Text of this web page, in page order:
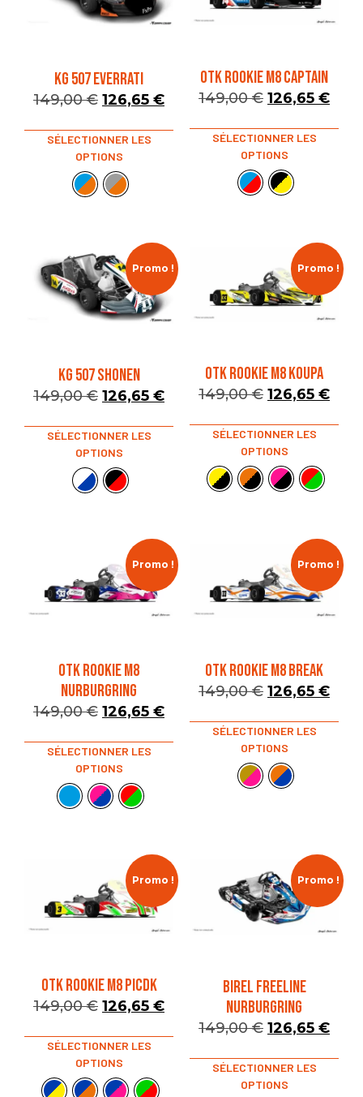
KG 507 EVERRATI
149,00€ 126,65 €
SÉLECTIONNER LES
OPTIONS
OTK ROOKIE M8 CAPTAIN
149,00€ 126,65 €
SÉLECTIONNER LES
OPTIONS
Promo !
KG 507 SHONEN
149,00€ 126,65 €
SÉLECTIONNER LES
OPTIONS
Promo !
OTK ROOKIE M8 KOUPA
149,00€ 126,65 €
SÉLECTIONNER LES
OPTIONS
Promo !
OTK ROOKIE M8
NURBURGRING
149,00€ 126,65 €
SÉLECTIONNER LES
OPTIONS
Promo !
OTK ROOKIE M8 BREAK
149,00€ 126,65 €
SÉLECTIONNER LES
OPTIONS
Promo !
OTK ROOKIE M8 PICDK
149,00€ 126,65 €
SÉLECTIONNER LES
OPTIONS
Promo !
BIREL FREELINE
NURBURGRING
149,00€ 126,65 €
SÉLECTIONNER LES
OPTIONS